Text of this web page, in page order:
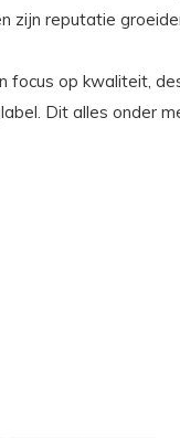
reputatie
op kwaliteit,
Dit alles onder